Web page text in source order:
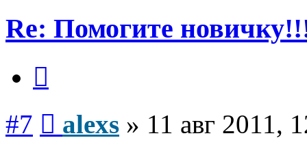
Re: Помогите
#7 alexs » 11 авг 2011,